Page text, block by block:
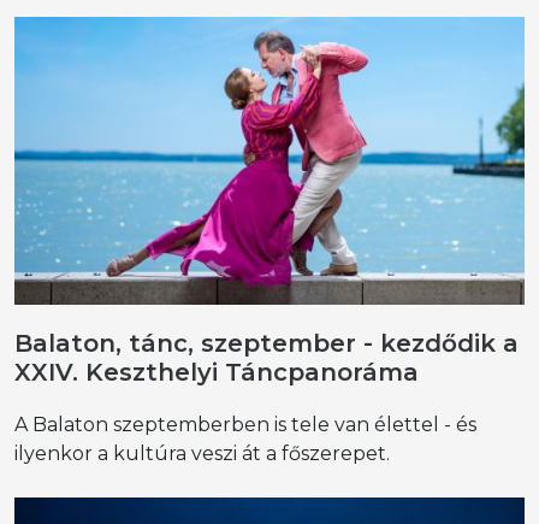
Balaton, tánc, szeptember - kezdődik a
XXIV. Keszthelyi Táncpanoráma
A Balaton szeptemberben is tele van élettel - és
ilyenkor a kultúra veszi át a főszerepet.